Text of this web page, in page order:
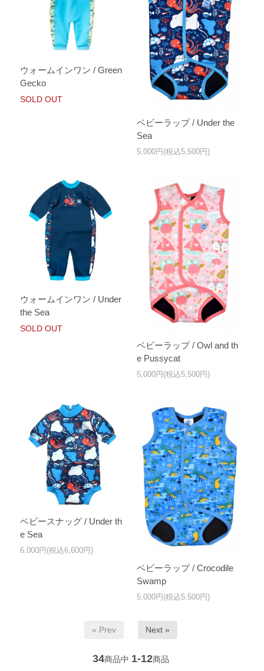
ウォームインワン / Green
Gecko
SOLD OUT
ベビーラップ / Under the
Sea
5,000円(税込5,500円)
ウォームインワン / Under
the Sea
SOLD OUT
ベビーラップ / Owl and th
e Pussycat
5,000円(税込5,500円)
ベビースナッグ / Under th
e Sea
6,000円(税込6,600円)
ベビーラップ / Crocodile
Swamp
5,000円(税込5,500円)
« Prev Next »
34商品中 1-12商品